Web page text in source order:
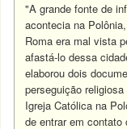
"A grande fonte de
acontecia na
Roma era mal vista
afastá-lo dessa
elaborou dois
perseguição
Igreja Católica na
de entrar em